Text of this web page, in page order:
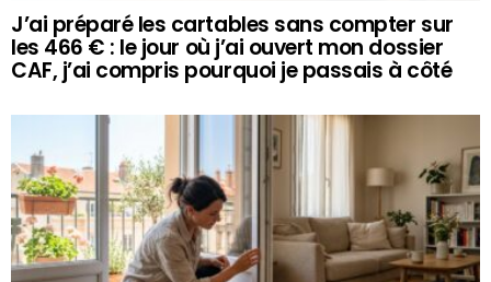
J’ai préparé les cartables sans compter sur
les 466 € : le jour où j’ai ouvert mon dossier
CAF, j’ai compris pourquoi je passais à côté